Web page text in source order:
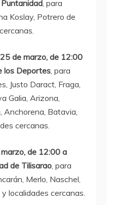
, para
Koslay, Potrero de
de marzo, de 12:00
los Deportes , para
Justo Daract, Fraga,
Galia, Arizona,
Anchorena, Batavia,
cercanas.
de 12:00 a
de Tilisarao , para
Merlo, Naschel,
localidades cercanas.